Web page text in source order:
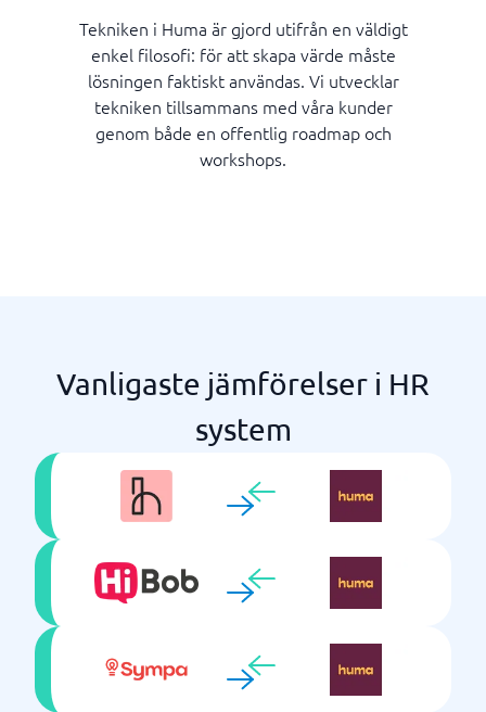
Tekniken i Huma är gjord utifrån en väldigt
enkel filosofi: för att skapa värde måste
lösningen faktiskt användas. Vi utvecklar
tekniken tillsammans med våra kunder
genom både en offentlig roadmap och
workshops.
Vanligaste jämförelser i HR
system